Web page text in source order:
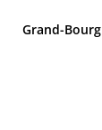
Grand-Bourg